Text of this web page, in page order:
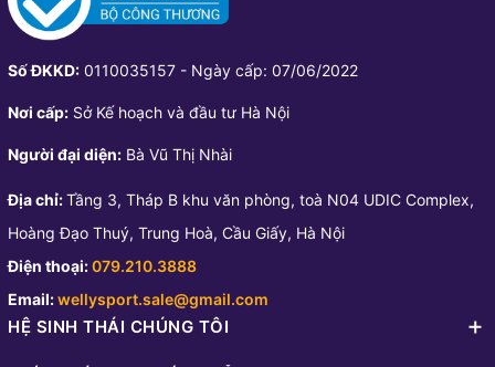
Số ĐKKD: 0110035157 - Ngày cấp: 07/06/2022
Nơi cấp: Sở Kế hoạch và đầu tư Hà Nội
Người đại diện: Bà Vũ Thị Nhài
Địa chỉ:Tầng 3, Tháp B khu văn phòng, toà N04 UDIC Complex,
Hoàng Đạo Thuý, Trung Hoà, Cầu Giấy, Hà Nội
Điện thoại:079.210.3888
Email:wellysport.sale@gmail.com
HỆ SINH THÁI CHÚNG TÔI